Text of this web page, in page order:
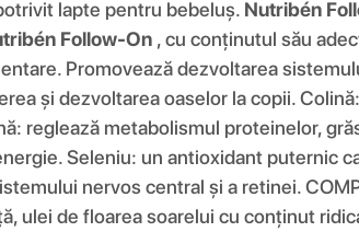
lapte pentru bebeluș. Nutribén
Follow-On , cu conținutul său
Promovează dezvoltarea
și dezvoltarea oaselor la copii.
reglează metabolismul proteinelor,
Seleniu: un antioxidant puternic
nervos central și a retinei.
ulei de floarea soarelui cu conținut